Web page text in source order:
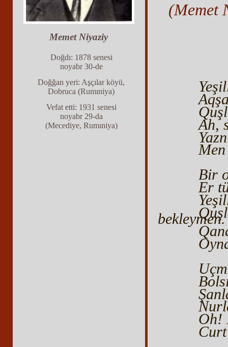
Memet Niyaziy
Doğdı: 1878 senesi
noyabr 30-de
Doğğan yeri: Aşçılar köyü,
Dobruca (Rumıniya)
Vefat etti: 1931 senesi
noyabr 29-da
(Mecediye, Rumıniya)
(Memet
Ah,
Bir
Er
bekleymen.
Oh!